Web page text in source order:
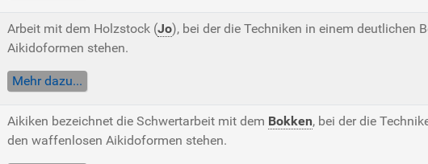
Arbeit mit dem Holzstock (Jo), bei der die Techniken in einem deutlichen
Aikidoformen stehen.
Mehr dazu...
Aikiken bezeichnet die Schwertarbeit mit dem Bokken, bei der die
den waffenlosen Aikidoformen stehen.